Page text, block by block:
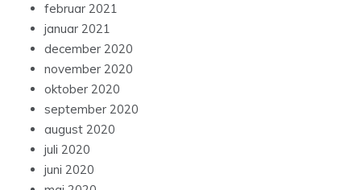
februar 2021
januar 2021
december 2020
november 2020
oktober 2020
september 2020
august 2020
juli 2020
juni 2020